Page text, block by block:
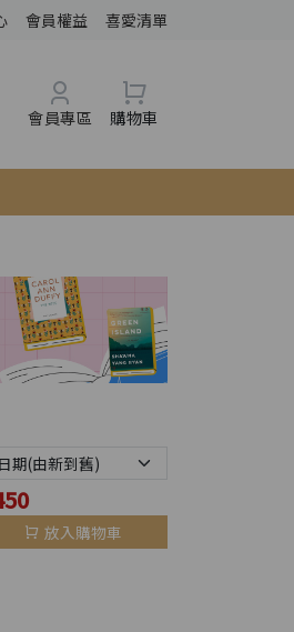
會員權益 喜愛清單
會員專區 購物車
放入購物車